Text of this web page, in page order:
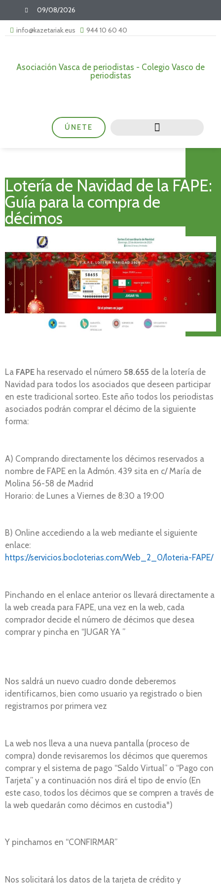
09/08/2026
info@kazetariak.eus 944 10 60 40
Asociación Vasca de periodistas - Colegio Vasco de
periodistas
ÚNETE
Lotería de Navidad de la FAPE:
Guía para la compra de
décimos
La FAPE ha reservado el número 58.655 de la lotería de
Navidad para todos los asociados que deseen participar
en este tradicional sorteo. Este año todos los periodistas
asociados podrán comprar el décimo de la siguiente
forma:
A) Comprando directamente los décimos reservados a
nombre de FAPE en la Admón. 439 sita en c/ María de
Molina 56-58 de Madrid
Horario: de Lunes a Viernes de 8:30 a 19:00
B) Online accediendo a la web mediante el siguiente
enlace:
https://servicios.bocloterias.com/Web_2_0/loteria-FAPE/
Pinchando en el enlace anterior os llevará directamente a
la web creada para FAPE, una vez en la web, cada
comprador decide el número de décimos que desea
comprar y pincha en “JUGAR YA ”
Nos saldrá un nuevo cuadro donde deberemos
identificarnos, bien como usuario ya registrado o bien
registrarnos por primera vez
La web nos lleva a una nueva pantalla (proceso de
compra) donde revisaremos los décimos que queremos
comprar y el sistema de pago “Saldo Virtual” o “Pago con
Tarjeta” y a continuación nos dirá el tipo de envío (En
este caso, todos los décimos que se compren a través de
la web quedarán como décimos en custodia*)
Y pinchamos en “CONFIRMAR”
Nos solicitará los datos de la tarjeta de crédito y